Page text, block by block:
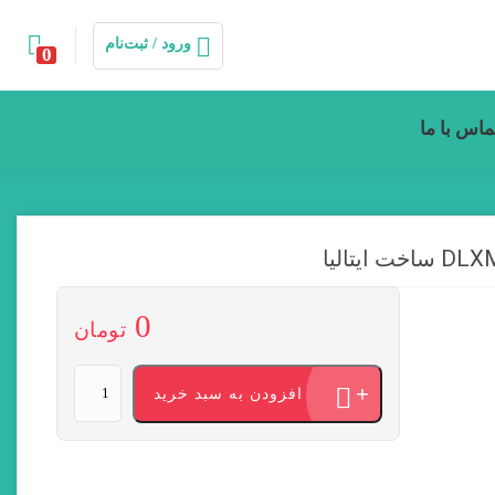
ورود / ثبت‌نام
0
با ما
0 تومان
تزریق
اتاترون
افزودن به سبد خرید